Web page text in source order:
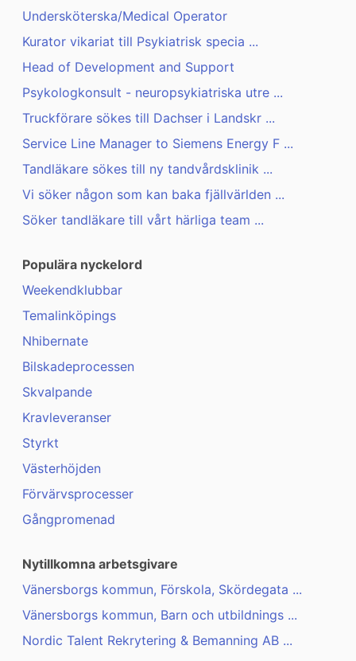
Undersköterska/Medical Operator
Kurator vikariat till Psykiatrisk specia ...
Head of Development and Support
Psykologkonsult - neuropsykiatriska utre ...
Truckförare sökes till Dachser i Landskr ...
Service Line Manager to Siemens Energy F ...
Tandläkare sökes till ny tandvårdsklinik ...
Vi söker någon som kan baka fjällvärlden ...
Söker tandläkare till vårt härliga team ...
Populära nyckelord
Weekendklubbar
Temalinköpings
Nhibernate
Bilskadeprocessen
Skvalpande
Kravleveranser
Styrkt
Västerhöjden
Förvärvsprocesser
Gångpromenad
Nytillkomna arbetsgivare
Vänersborgs kommun, Förskola, Skördegata ...
Vänersborgs kommun, Barn och utbildnings ...
Nordic Talent Rekrytering & Bemanning AB ...